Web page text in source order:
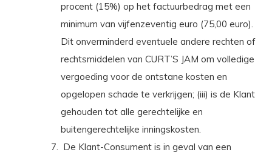
procent (15%) op het factuurbedrag met een
minimum van vijfenzeventig euro (75,00 euro).
Dit onverminderd eventuele andere rechten of
rechtsmiddelen van CURT’S JAM om volledige
vergoeding voor de ontstane kosten en
opgelopen schade te verkrijgen; (iii) is de Klant
gehouden tot alle gerechtelijke en
buitengerechtelijke inningskosten.
De Klant-Consument is in geval van een